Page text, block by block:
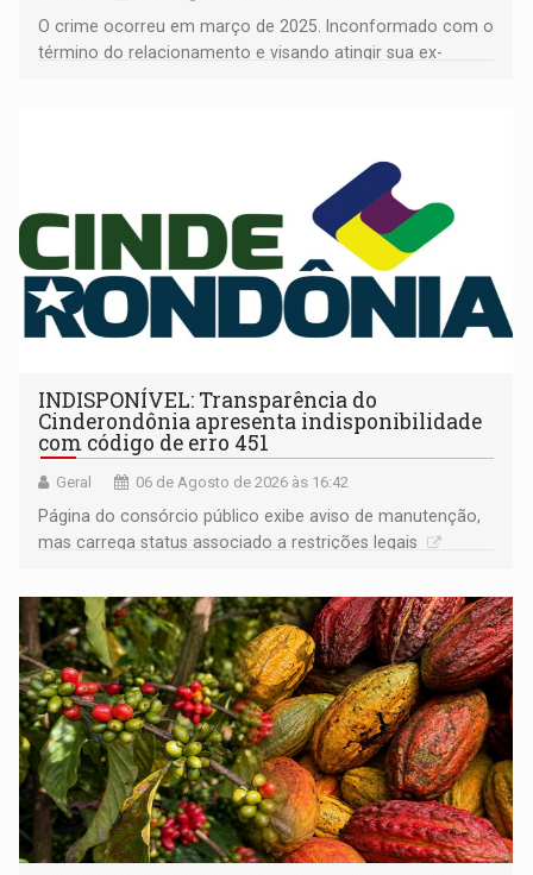
O crime ocorreu em março de 2025. Inconformado com o
término do relacionamento e visando atingir sua ex-
INDISPONÍVEL: Transparência do
Cinderondônia apresenta indisponibilidade
com código de erro 451
Geral 06 de Agosto de 2026 às 16:42
Página do consórcio público exibe aviso de manutenção,
mas carrega status associado a restrições legais